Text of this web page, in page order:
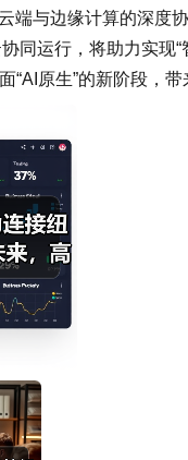
端与边缘计算的深度
同运行，将助力实现
原生”的新阶段，带